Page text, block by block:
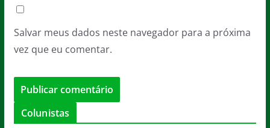
Salvar meus dados neste navegador para a próxima
vez que eu comentar.
Colunistas